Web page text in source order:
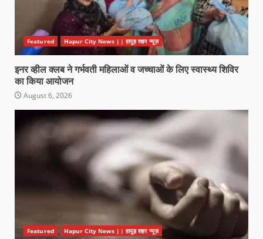
Featured Hapur City News || हापुड़ शहर न्यूज़
इनर व्हील क्लब ने गर्भवती महिलाओं व जच्चाओं के लिए स्वास्थ्य शिविर
का किया आयोजन
August 6, 2026
Featured Hapur City News || हापुड़ शहर न्यूज़